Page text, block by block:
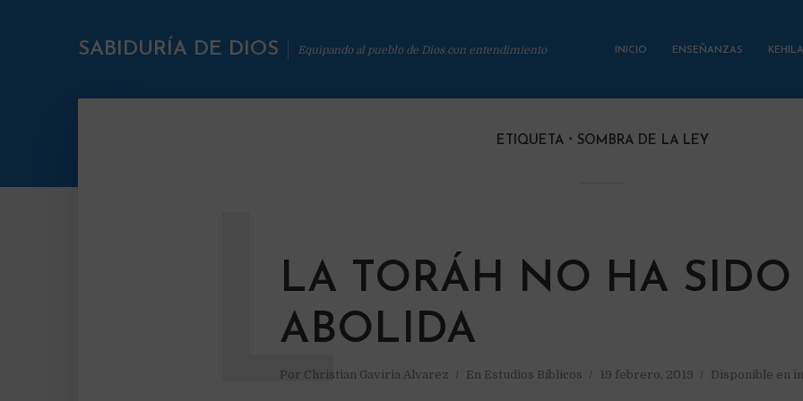
SABIDURÍA DE DIOS Equipando al pueblo de Dios con entendimiento INICIO ENSEÑANZAS
ETIQUETA SOMBRA DE LA LEY
LA TORÁH NO HA SIDO
ABOLIDA
Por Christian Gaviria Alvarez En Estudios Bíblicos 19 febrero, 2019 Disponible en
L